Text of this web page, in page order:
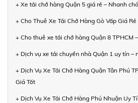
+ Xe tải chở hàng Quận 5 giá rẻ – Nhanh
+ Cho Thuê Xe Tải Chở Hàng Gò Vấp Giá
+ Cho thuê xe tải chở hàng Quận 8 TPHCM
+ Dịch vụ xe tải chuyển nhà Quận 1 uy tín –
+ Dịch Vụ Xe Tải Chở Hàng Quận Tân Phú
Giá Tốt
+ Dịch Vụ Xe Tải Chở Hàng Phú Nhuận Uy